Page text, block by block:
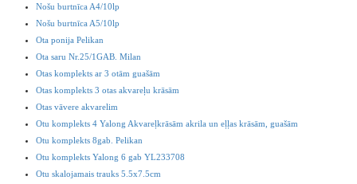
Nošu burtnīca A4/10lp
Nošu burtnīca A5/10lp
Ota ponija Pelikan
Ota saru Nr.25/1GAB. Milan
Otas komplekts ar 3 otām guašām
Otas komplekts 3 otas akvareļu krāsām
Otas vāvere akvarelim
Otu komplekts 4 Yalong Akvareļkrāsām akrila un eļļas krāsām, guašām
Otu komplekts 8gab. Pelikan
Otu komplekts Yalong 6 gab YL233708
Otu skalojamais trauks 5.5x7.5cm